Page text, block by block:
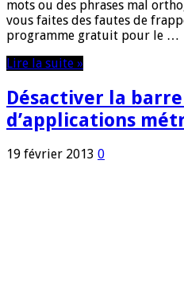
mots ou des phrases mal
vous faites des fautes de
programme gratuit pour le …
Lire la suite »
Désactiver la
d’applications
19 février 2013 0